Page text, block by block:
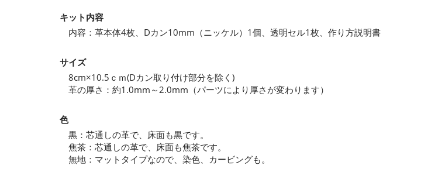
キット内容
内容：革本体4枚、Dカン10mm（ニッケル）1個、透明セル1枚、作り方説明書
サイズ
8cm×10.5ｃｍ(Dカン取り付け部分を除く)
革の厚さ：約1.0mm～2.0mm（パーツにより厚さが変わります）
色
黒：芯通しの革で、床面も黒です。
焦茶：芯通しの革で、床面も焦茶です。
無地：マットタイプなので、染色、カービングも。